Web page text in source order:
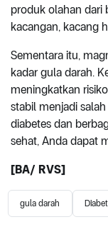
produk olahan dari
kacangan, kacang
Sementara itu,
kadar gula darah.
meningkatkan
stabil menjadi
diabetes dan
sehat, Anda dapat
[BA/ RVS]
gula darah